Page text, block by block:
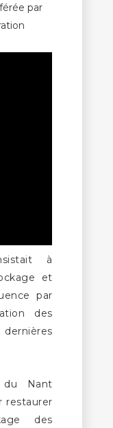
par
à
et
par
des
Nant
restaurer
des